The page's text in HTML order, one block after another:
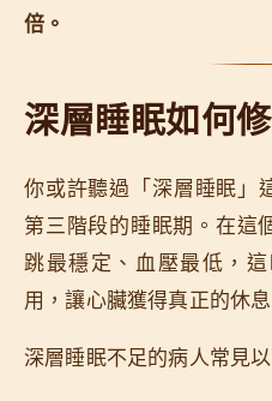
倍。
深層睡眠如何
你或許聽過「深層睡眠」
第三階段的睡眠期。在這
跳最穩定、血壓最低，
用，讓心臟獲得真正的休息
深層睡眠不足的病人常見以